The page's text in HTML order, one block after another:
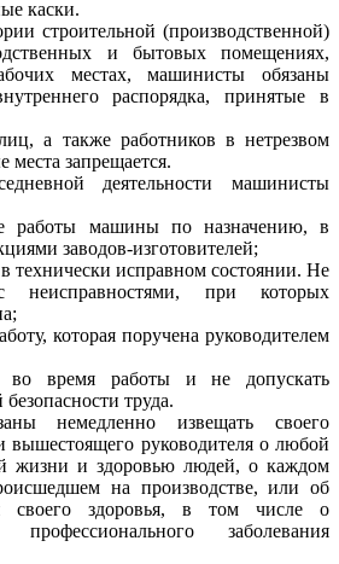
каски.
строительной (производственной)
и бытовых помещениях,
местах, машинисты обязаны
распорядка, принятые в
а также работников в нетрезвом
места запрещается.
деятельности машинисты
работы машины по назначению, в
заводов-изготовителей;
технически исправном состоянии. Не
неисправностями, при которых
которая поручена руководителем
во время работы и не допускать
труда.
немедленно извещать своего
вышестоящего руководителя о любой
жизни и здоровью людей, о каждом
на производстве, или об
своего здоровья, в том числе о
заболевания